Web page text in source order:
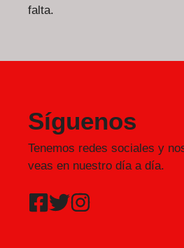
falta.
Síguenos
Tenemos redes sociales y
veas en nuestro día a día.